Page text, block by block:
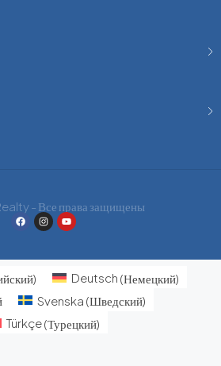
- Все права защищены
) Deutsch (Немецкий)
Svenska (Шведский)
Türkçe(Турецкий)